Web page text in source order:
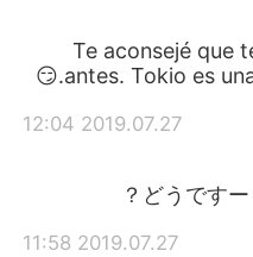
Te aconsejé que
antes. Tokio es
2019.07.27 12:04
どうですー
2019.07.27 11:58